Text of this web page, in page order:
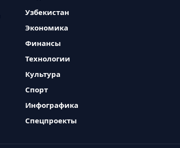
Узбекистан
Экономика
Финансы
Технологии
Культура
Спорт
Инфографика
Спецпроекты